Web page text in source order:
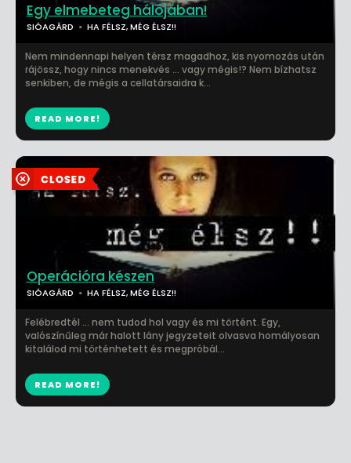
Egy elmebeteg hálójában!
SIÓAGÁRD HA FÉLSZ, MÉG ÉLSZ!!
Nem mindennapi helyen térsz magadhoz, kis nyomozás után
rájössz, hogy nincs menekvés ... vagy mégis!? Nem bízhatsz
senkiben, de mégis a cellatársaidra k...
READ MORE!
Operációra készen
SIÓAGÁRD HA FÉLSZ, MÉG ÉLSZ!!
Felébredtél ... nem tudod hol vagy és mi történt. Egy,
valószínűleg már halott lány jegyzeteit olvasva homályosan
kitalálod mi történhetett és megpróbál...
READ MORE!